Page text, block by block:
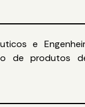
e
de produtos